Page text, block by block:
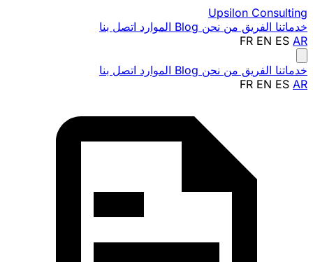
Upsilon Consulting
خدماتنا الفريق من نحن Blog الموارد اتصل بنا
FR EN ES AR
خدماتنا الفريق من نحن Blog الموارد اتصل بنا
FR EN ES AR